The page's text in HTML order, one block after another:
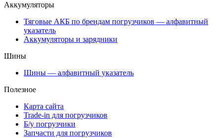
Аккумуляторы
Тяговые АКБ по брендам погрузчиков — алфавитный
указатель
Аккумуляторы и зарядники
Шины
Шины — алфавитный указатель
Полезное
Карта сайта
Trade-in для погрузчиков
Б/у погрузчики
Запчасти для погрузчиков